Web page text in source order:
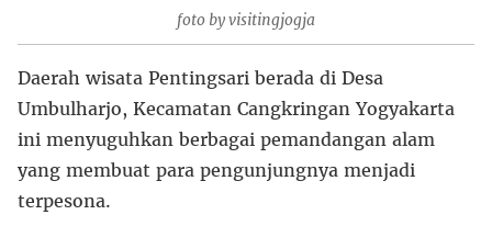
foto by visitingjogja
Daerah wisata Pentingsari berada di Desa
Umbulharjo, Kecamatan Cangkringan Yogyakarta
ini menyuguhkan berbagai pemandangan alam
yang membuat para pengunjungnya menjadi
terpesona.